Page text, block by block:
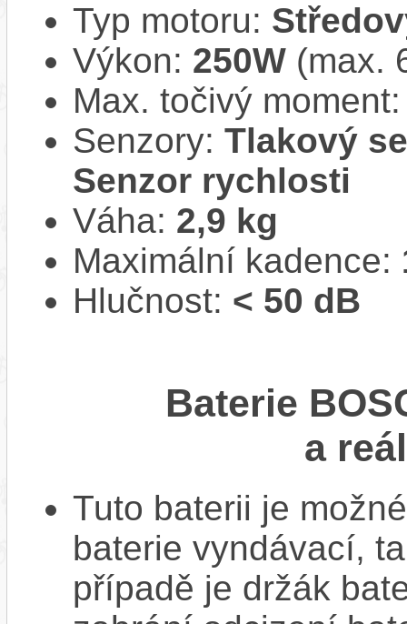
Typ motoru:
Výkon: 250W (max.
Max. točivý
Senzory: Tlakový
Senzor rychlosti
Váha: 2,9 kg
Maximální kadence:
Hlučnost: < 50 dB
Baterie
a
Tuto baterii je
baterie vyndávací,
případě je držák